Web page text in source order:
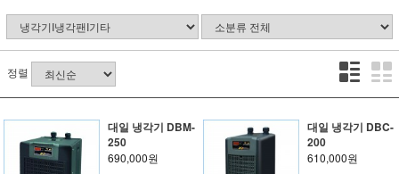
정렬
대일 냉각기 DBM-
250
690,000원
대일 냉각기 DBC-
200
610,000원